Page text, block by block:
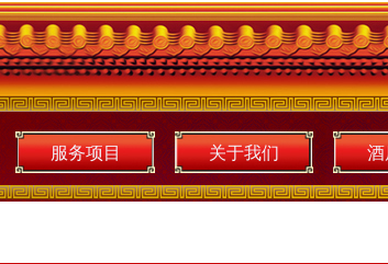
服务项目 关于我们 酒